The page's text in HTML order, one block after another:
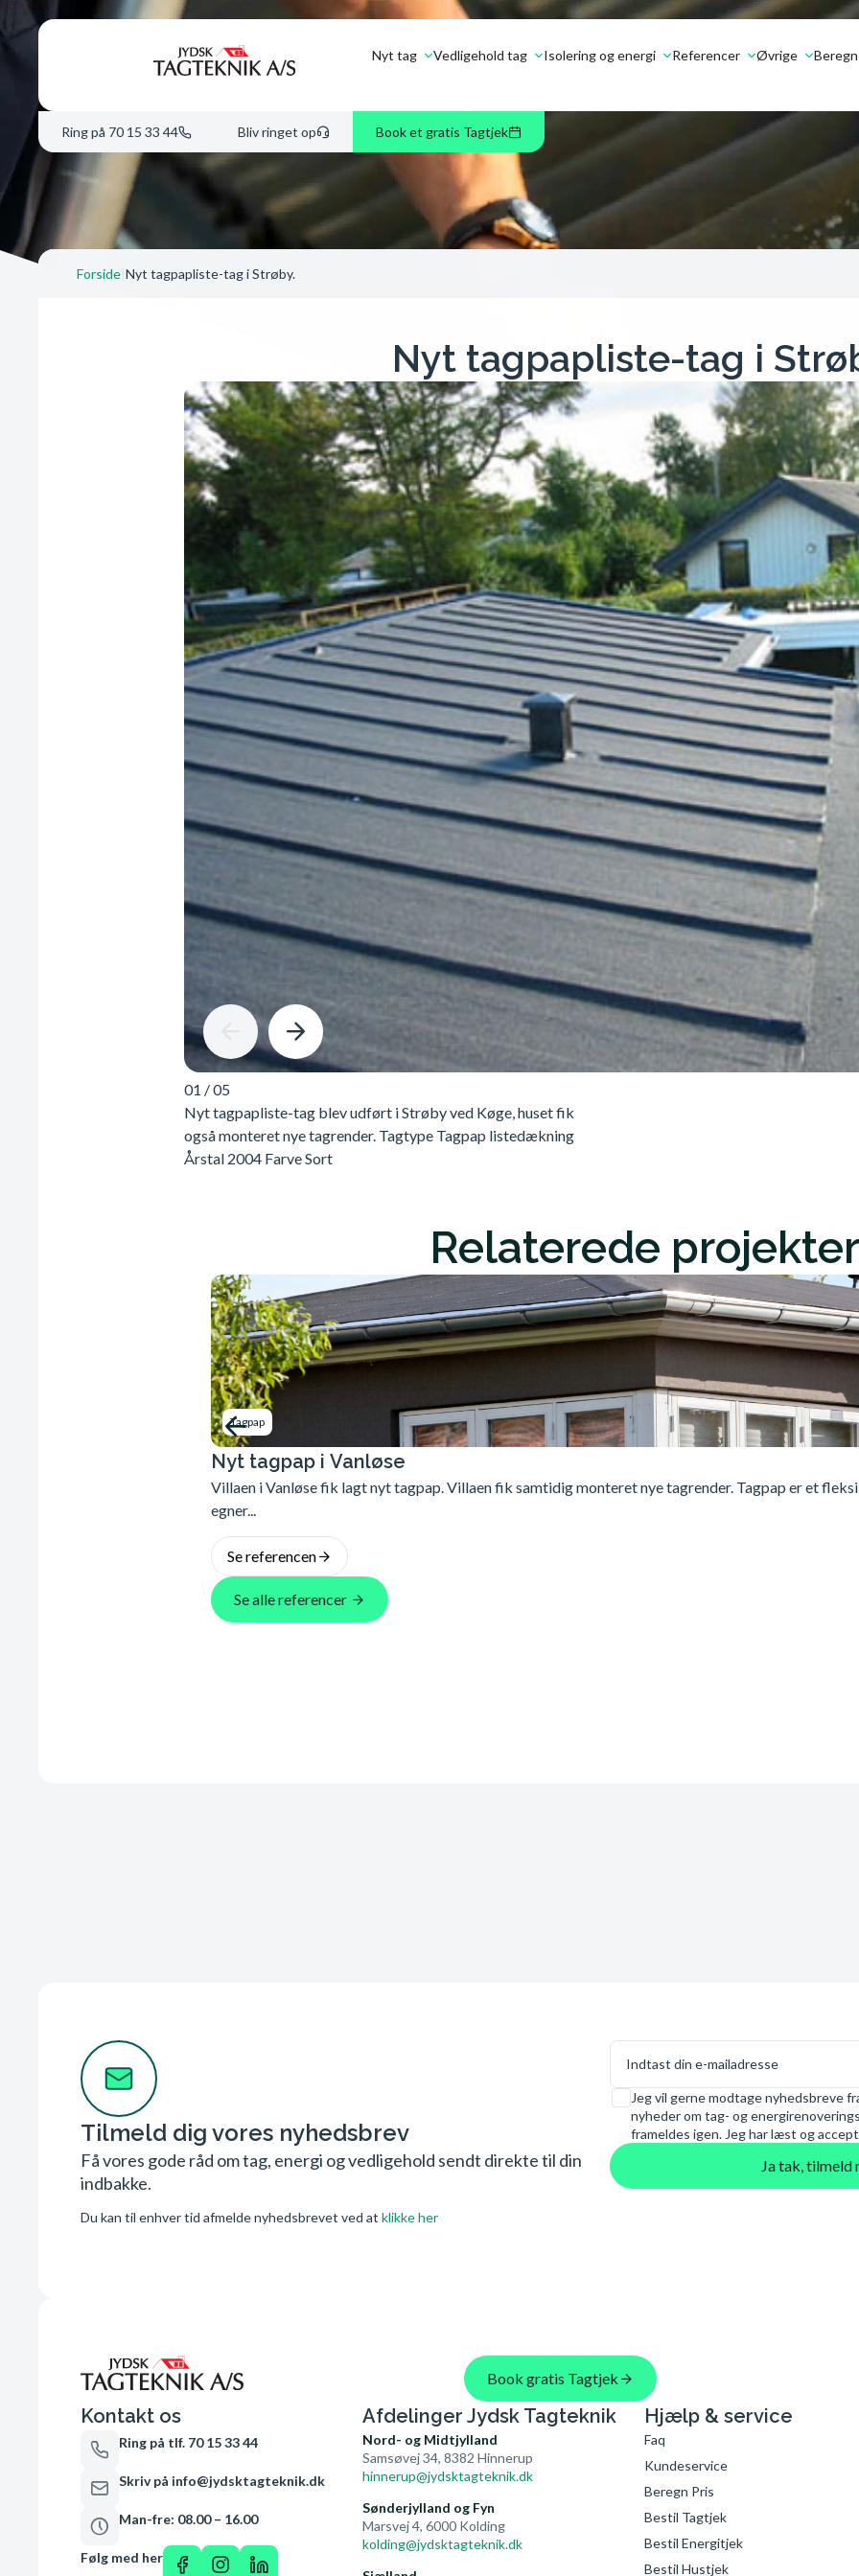
Ring på 70 15 33 44 Bliv ringet op Book et gratis Tagtjek
Nyt tag Vedligehold tag Isolering og energi Referencer Øvrige
Forside Nyt tagpapliste-tag i Strøby.
Nyt tagpapliste-tag i
01 /05
Nyt tagpapliste-tag blev udført i Strøby ved Køge, huset fik
også monteret nye tagrender. Tagtype Tagpap listedækning
Årstal 2004 Farve Sort
Relaterede projekter
Tagpap
Nyt tagpap i Vanløse
Villaen i Vanløse fik lagt nyt tagpap. Villaen fik samtidig monteret nye tagrender. Tagpap er et
egner...
Se referencen
Se alle referencer
Tilmeld dig vores nyhedsbrev
Få vores gode råd om tag, energi og vedligehold sendt direkte til din
indbakke.
Du kan til enhver tid afmelde nyhedsbrevet ved at klikke her
E-mail
Samtykke
Jeg vil gerne modtage nyhedsbreve
nyheder om tag- og
frameldes igen. Jeg har læst og
Ja tak, tilmeld
Book gratis Tagtjek
Kontakt os
Ring på tlf. 70 15 33 44
Skriv på info@jydsktagteknik.dk
Man-fre: 08.00 – 16.00
Følg med her
Afdelinger Jydsk Tagteknik
Nord- og Midtjylland
Samsøvej 34, 8382 Hinnerup
hinnerup@jydsktagteknik.dk
Sønderjylland og Fyn
Marsvej 4, 6000 Kolding
kolding@jydsktagteknik.dk
Hjælp & service
Faq
Kundeservice
Beregn Pris
Bestil Tagtjek
Bestil Energitjek
Bestil Hustjek